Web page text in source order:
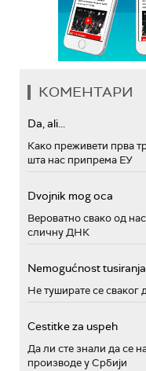
КОМЕНТАРИ
Da, ali...
Како преживети прва
шта нас припрема ЕУ
Dvojnik mog oca
Вероватно свако од
сличну ДНК
Nemogućnost tusiranja
Не туширате се сваког
Cestitke za uspeh
Да ли сте знали да се
производе у Србији